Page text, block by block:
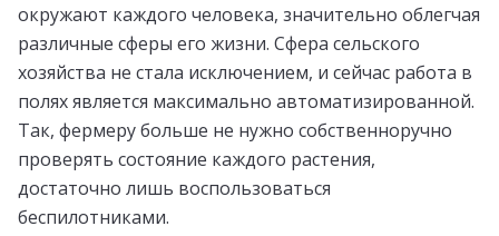
окружают каждого человека, значительно облегчая
различные сферы его жизни. Сфера сельского
хозяйства не стала исключением, и сейчас работа в
полях является максимально автоматизированной.
Так, фермеру больше не нужно собственноручно
проверять состояние каждого растения,
достаточно лишь воспользоваться
беспилотниками.